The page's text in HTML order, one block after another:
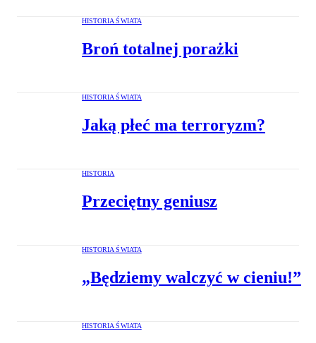
HISTORIA ŚWIATA
Broń totalnej porażki
HISTORIA ŚWIATA
Jaką płeć ma terroryzm?
HISTORIA
Przeciętny geniusz
HISTORIA ŚWIATA
„Będziemy walczyć w cieniu!”
HISTORIA ŚWIATA